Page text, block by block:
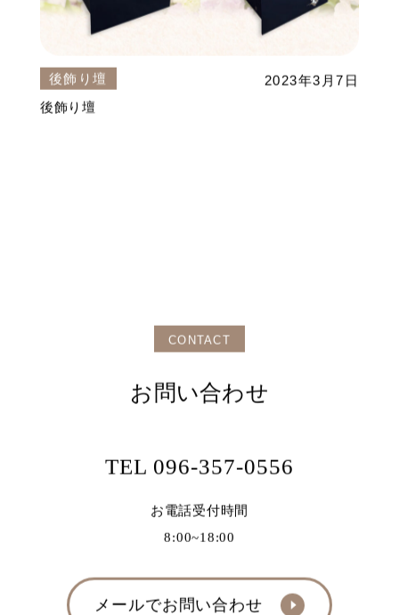
後飾り壇 2023年3月7日
後飾り壇
CONTACT
お問い合わせ
TEL 096-357-0556
お電話受付時間
8:00~18:00
メールでお問い合わせ